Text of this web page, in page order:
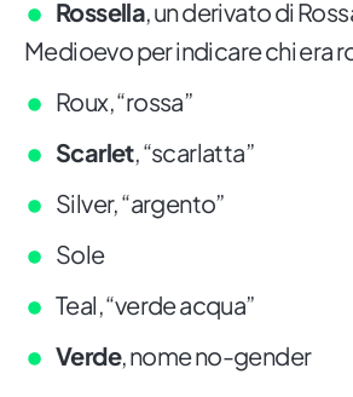
Rossella, un derivato di
Medioevo per indicare chi era
Roux, “rossa”
Scarlet, “scarlatta”
Silver, “argento”
Sole
Teal, “verde acqua”
Verde, nome no-gender